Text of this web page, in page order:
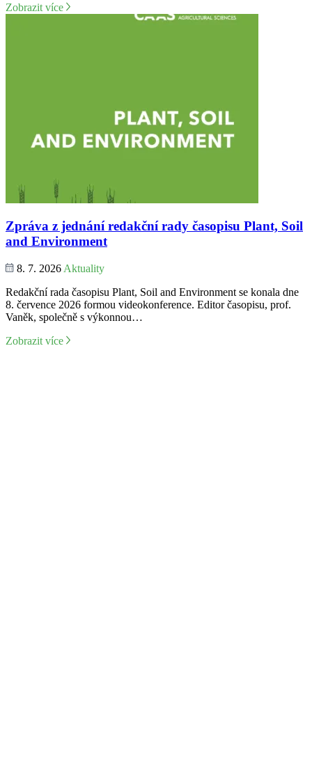
Zobrazit více
Zpráva z jednání redakční rady časopisu Plant, Soil
and Environment
8. 7. 2026 Aktuality
Redakční rada časopisu Plant, Soil and Environment se konala dne
8. července 2026 formou videokonference. Editor časopisu, prof.
Vaněk, společně s výkonnou…
Zobrazit více